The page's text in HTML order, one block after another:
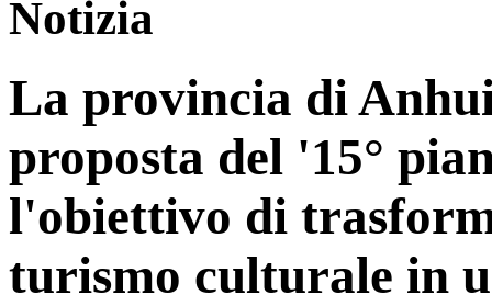
Notizia
La provincia di
proposta del '15°
l'obiettivo di
turismo culturale in